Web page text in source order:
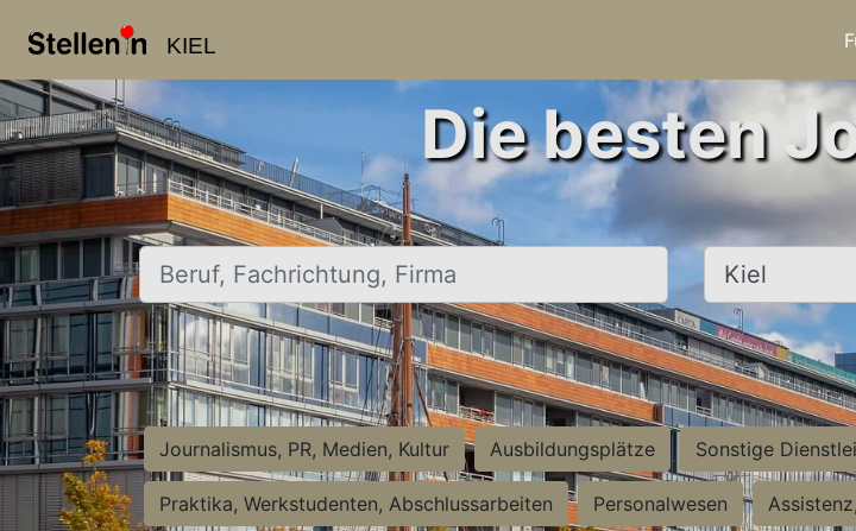
KIEL
Die besten
Beruf, Fachrichtung, Firma Ort, Stadt
Journalismus, PR, Medien, Kultur Ausbildungsplätze Sonstige
Praktika, Werkstudenten, Abschlussarbeiten Personalwesen